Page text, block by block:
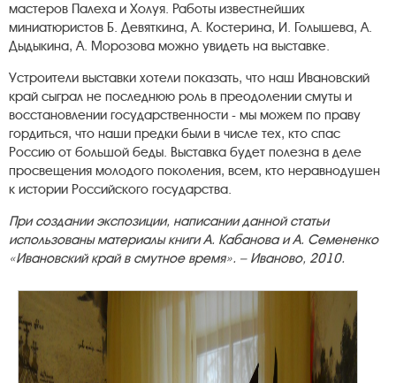
мастеров Палеха и Холуя. Работы известнейших
миниатюристов Б. Девяткина, А. Костерина, И. Голышева, А.
Дыдыкина, А. Морозова можно увидеть на выставке.
Устроители выставки хотели показать, что наш Ивановский
край сыграл не последнюю роль в преодолении смуты и
восстановлении государственности - мы можем по праву
гордиться, что наши предки были в числе тех, кто спас
Россию от большой беды. Выставка будет полезна в деле
просвещения молодого поколения, всем, кто неравнодушен
к истории Российского государства.
При создании экспозиции, написании данной статьи
использованы материалы книги А. Кабанова и А. Семененко
«Ивановский край в смутное время». – Иваново, 2010.